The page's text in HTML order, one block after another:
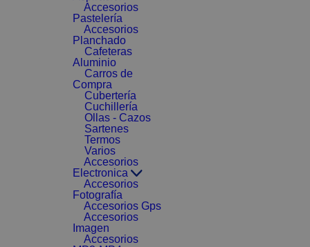
Accesorios
Pastelería
Accesorios
Planchado
Cafeteras
Aluminio
Carros de
Compra
Cubertería
Cuchillería
Ollas - Cazos
Sartenes
Termos
Varios
Accesorios
Electronica
Accesorios
Fotografía
Accesorios Gps
Accesorios
Imagen
Accesorios